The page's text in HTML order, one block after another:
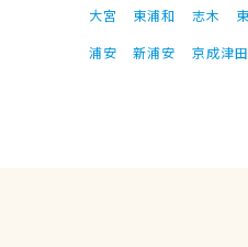
大宮 東浦和 志木
浦安 新浦安 京成津